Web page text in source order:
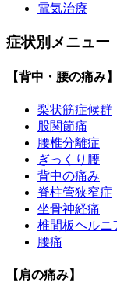
電気治療
症状別メニュー
【背中・腰の痛み】
梨状筋症候群
股関節痛
腰椎分離症
ぎっくり腰
背中の痛み
脊柱管狭窄症
坐骨神経痛
椎間板ヘルニ
腰痛
【肩の痛み】